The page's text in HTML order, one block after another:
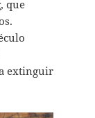
, que
extinguir